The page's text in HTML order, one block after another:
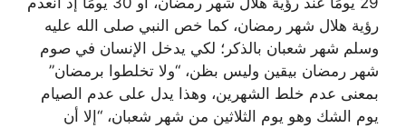
رؤية هلال شهر رمضان، كما خص النبي صلى الله عليه
وسلم شهر شعبان بالذكر؛ لكي يدخل الإنسان في صوم
شهر رمضان بيقين وليس بظن، “ولا تخلطوا برمضان”
بمعنى عدم خلط الشهرين، وهذا يدل على عدم الصيام
يوم الشك وهو يوم الثلاثين من شهر شعبان، “إلا أن